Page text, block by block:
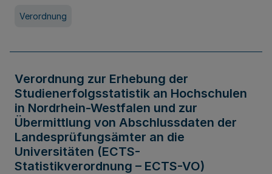
Verordnung
Verordnung zur Erhebung der
Studienerfolgsstatistik an Hochschulen
in Nordrhein-Westfalen und zur
Übermittlung von Abschlussdaten der
Landesprüfungsämter an die
Universitäten (ECTS-
Statistikverordnung – ECTS-VO)